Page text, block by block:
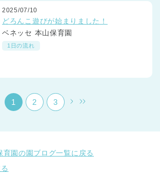
千葉県
埼玉県
兵庫県 兵庫県 全域
2025/07/10
どろんこ遊びが始まりました！
ベネッセ 本山保育園
1日の流れ
1 2 3
育園の園ブログ一覧に戻る